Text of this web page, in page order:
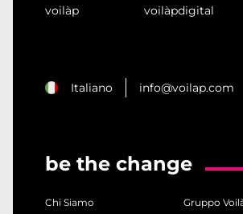
voilàp
voilàpdigital
Italiano info@voilap.com
be the change
Chi Siamo
Gruppo